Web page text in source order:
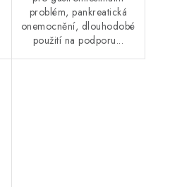
problém, pankreatická
onemocnění, dlouhodobé
použití na podporu...